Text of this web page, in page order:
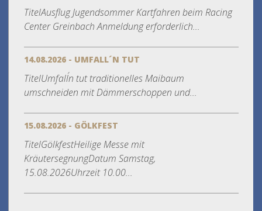
TitelAusflug Jugendsommer Kartfahren beim Racing
Center Greinbach Anmeldung erforderlich...
14.08.2026 - UMFALL´N TUT
TitelUmfall´n tut traditionelles Maibaum
umschneiden mit Dämmerschoppen und...
15.08.2026 - GÖLKFEST
TitelGölkfestHeilige Messe mit
KräutersegnungDatum Samstag,
15.08.2026Uhrzeit 10.00...